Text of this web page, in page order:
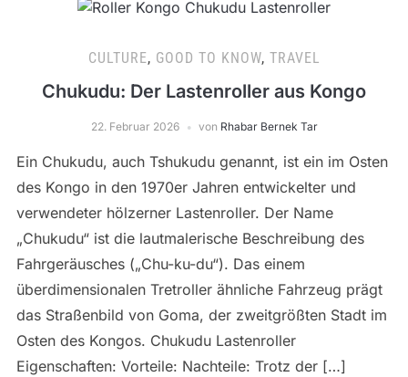
CULTURE, GOOD TO KNOW, TRAVEL
Chukudu: Der Lastenroller aus Kongo
22. Februar 2026 von Rhabar Bernek Tar
Ein Chukudu, auch Tshukudu genannt, ist ein im Osten
des Kongo in den 1970er Jahren entwickelter und
verwendeter hölzerner Lastenroller. Der Name
„Chukudu“ ist die lautmalerische Beschreibung des
Fahrgeräusches („Chu-ku-du“). Das einem
überdimensionalen Tretroller ähnliche Fahrzeug prägt
das Straßenbild von Goma, der zweitgrößten Stadt im
Osten des Kongos. Chukudu Lastenroller
Eigenschaften: Vorteile: Nachteile: Trotz der […]